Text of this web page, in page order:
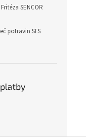
Fritéza SENCOR
potravin SFS